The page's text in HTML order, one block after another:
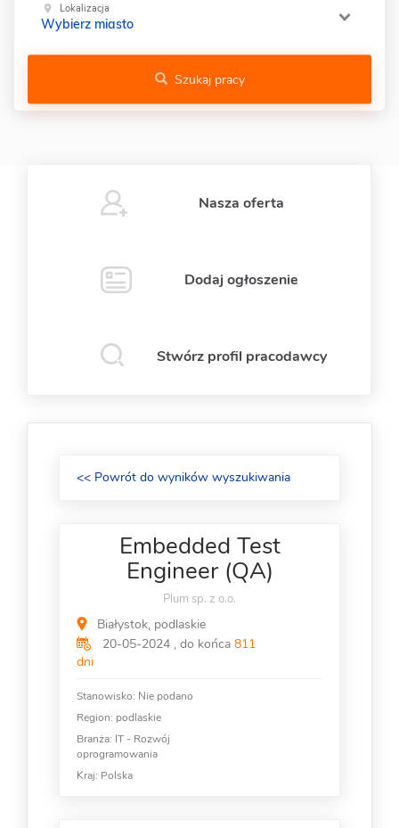
Lokalizacja
Wybierz miasto
Szukaj pracy
Nasza oferta
Dodaj ogłoszenie
Stwórz profil pracodawcy
<< Powrót do wyników wyszukiwania
Embedded Test
Engineer (QA)
Plum sp. z o.o.
Białystok, podlaskie
20-05-2024 , do końca 811
dni
Stanowisko: Nie podano
Region: podlaskie
Branża: IT - Rozwój
oprogramowania
Kraj: Polska